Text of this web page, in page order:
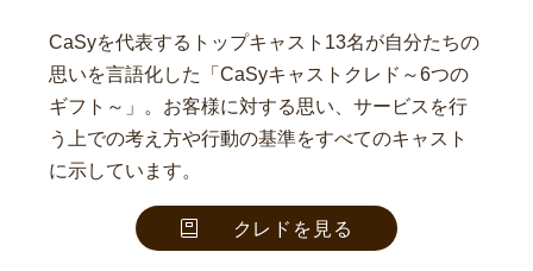
CaSyを代表するトップキャスト13名が自分たちの
思いを言語化した「CaSyキャストクレド～6つの
ギフト～」。お客様に対する思い、サービスを行
う上での考え方や行動の基準をすべてのキャスト
に示しています。
クレドを見る